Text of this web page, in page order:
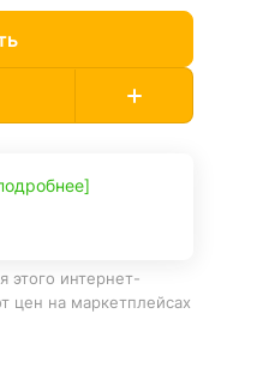
этого интернет-
цен на маркетплейсах